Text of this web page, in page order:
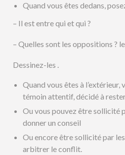
Quand vous êtes dedans,
– Il est entre qui et qui ?
– Quelles sont les oppositions ?
Dessinez-les .
Quand vous êtes à l’extérieur,
témoin attentif, décidé à
Ou vous pouvez être sollicité
donner un conseil
Ou encore être sollicité par
arbitrer le conflit.